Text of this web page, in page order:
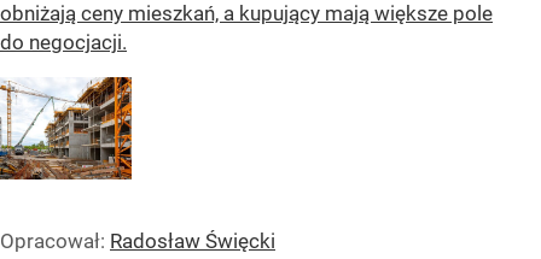
obniżają ceny mieszkań, a kupujący mają większe pole
do negocjacji.
Opracował: Radosław Święcki